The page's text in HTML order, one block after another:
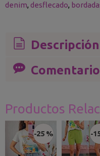
denim desflecado
Descripción
Productos
-25 % -